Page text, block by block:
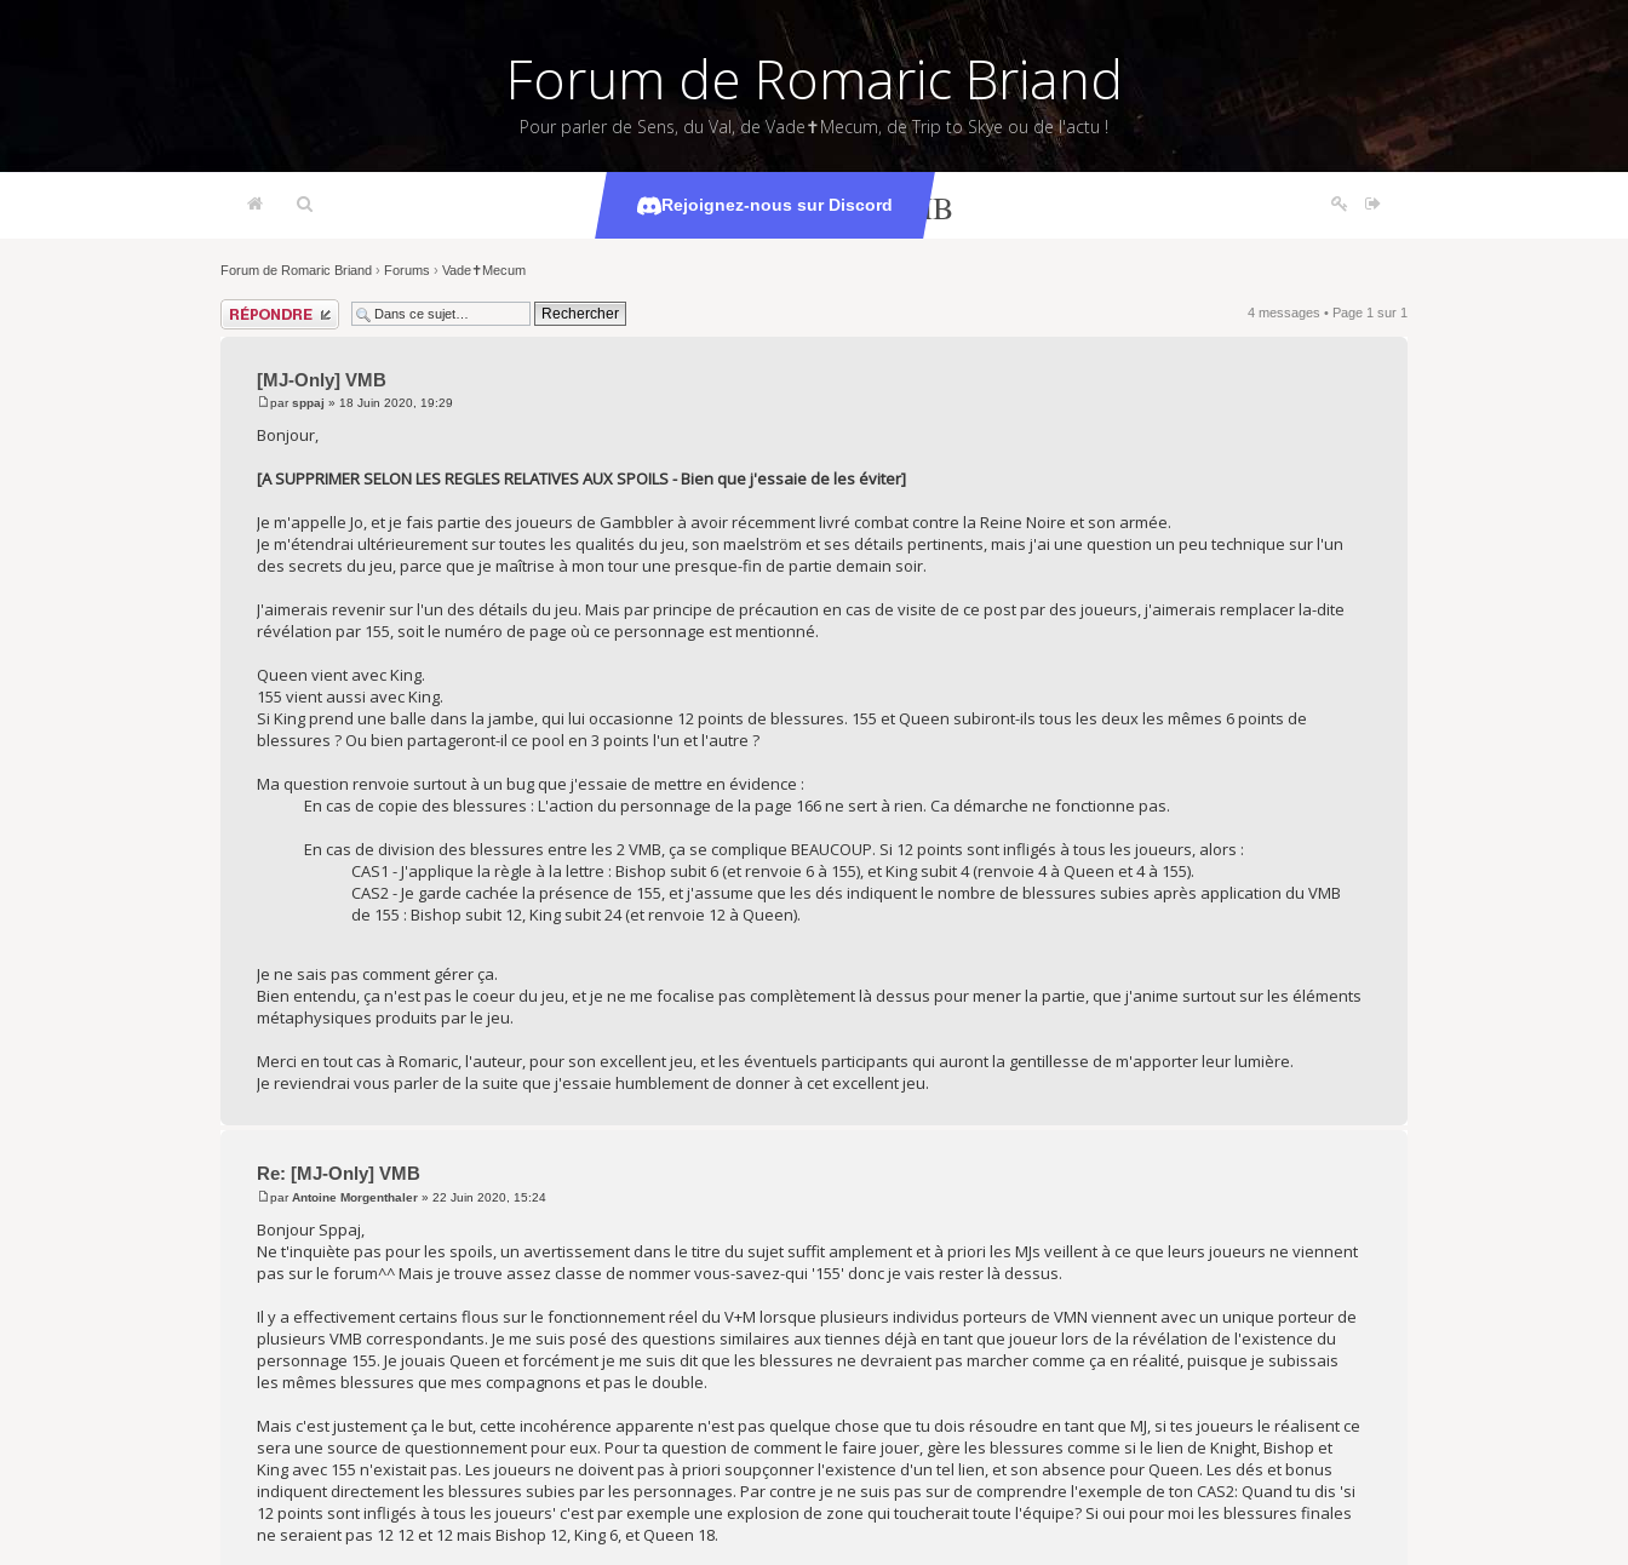
Forum de Romaric Briand
Pour parler de Sens, du Val, de Vade✝Mecum, de Trip to Skye ou de l'actu !
Rejoignez-nous sur Discord
[MJ-Only] VMB
Forum de Romaric Briand › Forums › Vade✝Mecum
Répondre 4 messages • Page 1 sur 1
[MJ-Only] VMB
parsppaj » 18 Juin 2020, 19:29
Bonjour,
[A SUPPRIMER SELON LES REGLES RELATIVES AUX SPOILS - Bien que j'essaie de les éviter]
Je m'appelle Jo, et je fais partie des joueurs de Gambbler à avoir récemment livré combat contre la Reine Noire et son armée.
Je m'étendrai ultérieurement sur toutes les qualités du jeu, son maelström et ses détails pertinents, mais j'ai une question un peu technique sur l'un
des secrets du jeu, parce que je maîtrise à mon tour une presque-fin de partie demain soir.
J'aimerais revenir sur l'un des détails du jeu. Mais par principe de précaution en cas de visite de ce post par des joueurs, j'aimerais remplacer la-dite
révélation par 155, soit le numéro de page où ce personnage est mentionné.
Queen vient avec King.
155 vient aussi avec King.
Si King prend une balle dans la jambe, qui lui occasionne 12 points de blessures. 155 et Queen subiront-ils tous les deux les mêmes 6 points de
blessures ? Ou bien partageront-il ce pool en 3 points l'un et l'autre ?
Ma question renvoie surtout à un bug que j'essaie de mettre en évidence :
En cas de copie des blessures : L'action du personnage de la page 166 ne sert à rien. Ca démarche ne fonctionne pas.
En cas de division des blessures entre les 2 VMB, ça se complique BEAUCOUP. Si 12 points sont infligés à tous les joueurs, alors :
CAS1 - J'applique la règle à la lettre : Bishop subit 6 (et renvoie 6 à 155), et King subit 4 (renvoie 4 à Queen et 4 à 155).
CAS2 - Je garde cachée la présence de 155, et j'assume que les dés indiquent le nombre de blessures subies après application du VMB
de 155 : Bishop subit 12, King subit 24 (et renvoie 12 à Queen).
Je ne sais pas comment gérer ça.
Bien entendu, ça n'est pas le coeur du jeu, et je ne me focalise pas complètement là dessus pour mener la partie, que j'anime surtout sur les éléments
métaphysiques produits par le jeu.
Merci en tout cas à Romaric, l'auteur, pour son excellent jeu, et les éventuels participants qui auront la gentillesse de m'apporter leur lumière.
Je reviendrai vous parler de la suite que j'essaie humblement de donner à cet excellent jeu.
Re: [MJ-Only] VMB
parAntoine Morgenthaler » 22 Juin 2020, 15:24
Bonjour Sppaj,
Ne t'inquiète pas pour les spoils, un avertissement dans le titre du sujet suffit amplement et à priori les MJs veillent à ce que leurs joueurs ne viennent
pas sur le forum^^ Mais je trouve assez classe de nommer vous-savez-qui '155' donc je vais rester là dessus.
Il y a effectivement certains flous sur le fonctionnement réel du V+M lorsque plusieurs individus porteurs de VMN viennent avec un unique porteur de
plusieurs VMB correspondants. Je me suis posé des questions similaires aux tiennes déjà en tant que joueur lors de la révélation de l'existence du
personnage 155. Je jouais Queen et forcément je me suis dit que les blessures ne devraient pas marcher comme ça en réalité, puisque je subissais
les mêmes blessures que mes compagnons et pas le double.
Mais c'est justement ça le but, cette incohérence apparente n'est pas quelque chose que tu dois résoudre en tant que MJ, si tes joueurs le réalisent ce
sera une source de questionnement pour eux. Pour ta question de comment le faire jouer, gère les blessures comme si le lien de Knight, Bishop et
King avec 155 n'existait pas. Les joueurs ne doivent pas à priori soupçonner l'existence d'un tel lien, et son absence pour Queen. Les dés et bonus
indiquent directement les blessures subies par les personnages. Par contre je ne suis pas sur de comprendre l'exemple de ton CAS2: Quand tu dis 'si
12 points sont infligés à tous les joueurs' c'est par exemple une explosion de zone qui toucherait toute l'équipe? Si oui pour moi les blessures finales
ne seraient pas 12 12 et 12 mais Bishop 12, King 6, et Queen 18.